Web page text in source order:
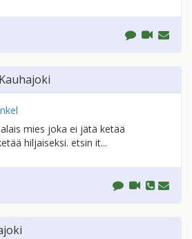
Kauhajoki
mies joka ei jätä ketää
hiljaiseksi. etsin it...